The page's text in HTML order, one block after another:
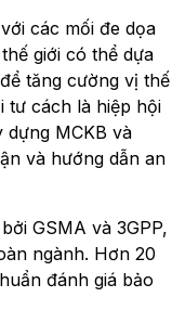
các mối đe dọa
giới có thể dựa
tăng cường vị thế
tư cách là hiệp hội
dựng MCKB và
và hướng dẫn an
GSMA và 3GPP,
ngành. Hơn 20
đánh giá bảo